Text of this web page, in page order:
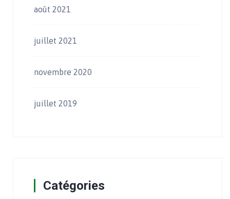
août 2021
juillet 2021
novembre 2020
juillet 2019
Catégories